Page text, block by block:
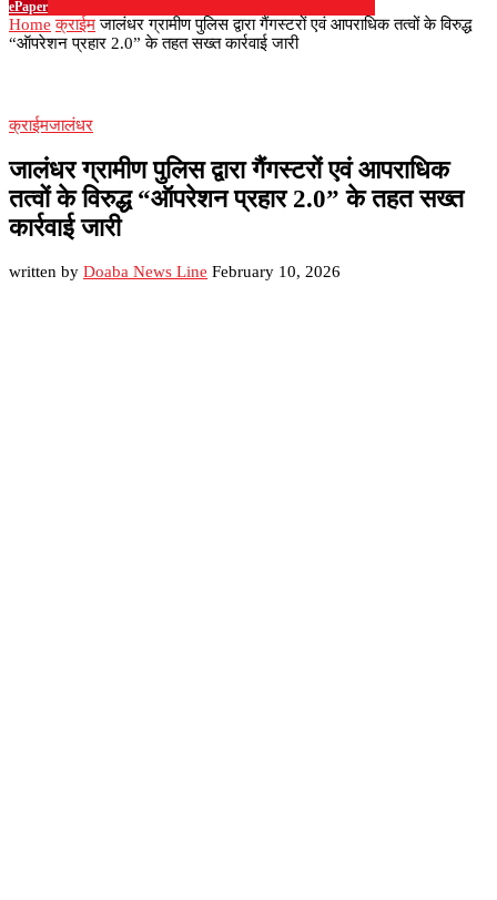
ePaper
Home क्राईम जालंधर ग्रामीण पुलिस द्वारा गैंगस्टरों एवं आपराधिक तत्वों के विरुद्ध
“ऑपरेशन प्रहार 2.0” के तहत सख्त कार्रवाई जारी
क्राईमजालंधर
जालंधर ग्रामीण पुलिस द्वारा गैंगस्टरों एवं आपराधिक
तत्वों के विरुद्ध “ऑपरेशन प्रहार 2.0” के तहत सख्त
कार्रवाई जारी
written by Doaba News Line February 10, 2026